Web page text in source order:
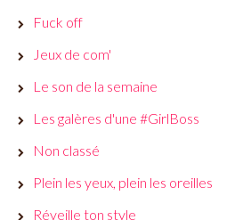
Fuck off
Jeux de com'
Le son de la semaine
Les galères d'une #GirlBoss
Non classé
Plein les yeux, plein les oreilles
Réveille ton style